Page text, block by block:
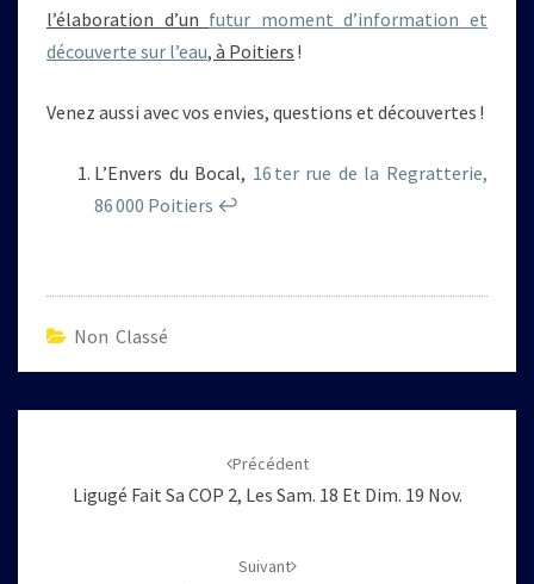
l’élaboration d’un futur moment d’information et
découverte sur l’eau, à Poitiers !
Venez aussi avec vos envies, questions et découvertes !
L’Envers du Bocal, 16 ter rue de la Regratterie,
86 000 Poitiers ↩︎
Non Classé
Précédent
Ligugé Fait Sa COP 2, Les Sam. 18 Et Dim. 19 Nov.
Suivant